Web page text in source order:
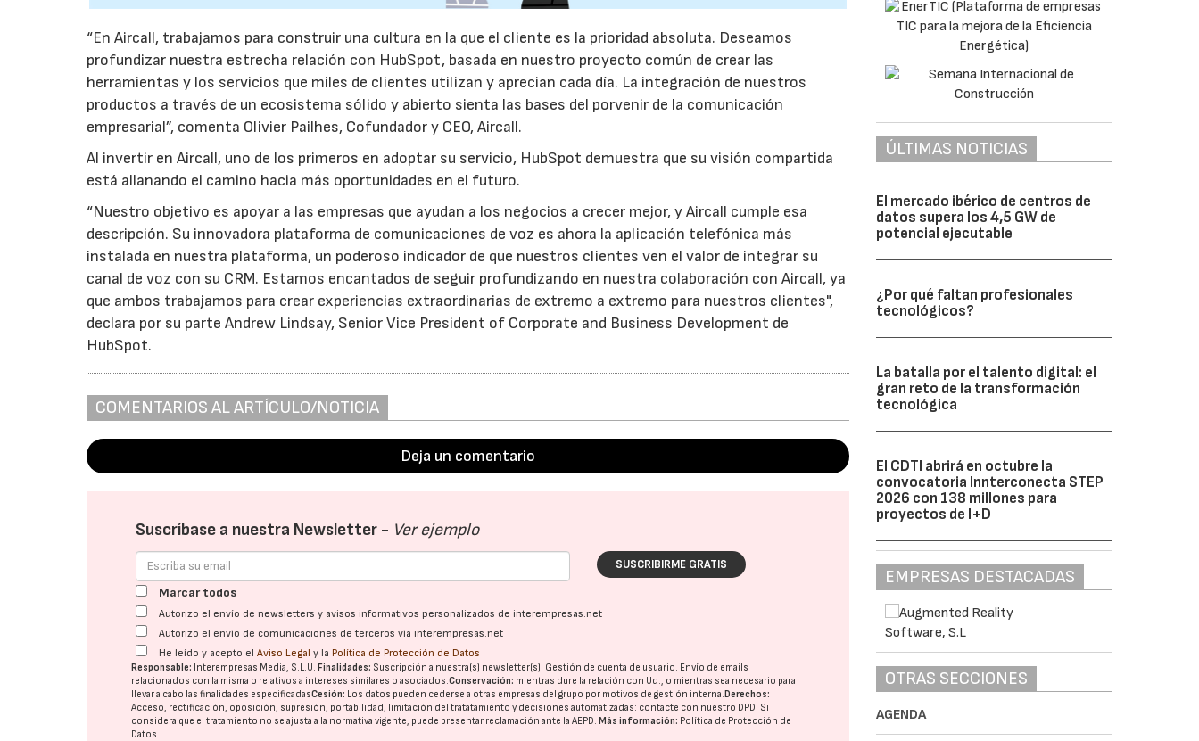
“En Aircall, trabajamos para construir una cultura en la que el cliente es la prioridad absoluta. Deseamos
profundizar nuestra estrecha relación con HubSpot, basada en nuestro proyecto común de crear las
herramientas y los servicios que miles de clientes utilizan y aprecian cada día. La integración de nuestros
productos a través de un ecosistema sólido y abierto sienta las bases del porvenir de la comunicación
empresarial”, comenta Olivier Pailhes, Cofundador y CEO, Aircall.
Al invertir en Aircall, uno de los primeros en adoptar su servicio, HubSpot demuestra que su visión compartida
está allanando el camino hacia más oportunidades en el futuro.
“Nuestro objetivo es apoyar a las empresas que ayudan a los negocios a crecer mejor, y Aircall cumple esa
descripción. Su innovadora plataforma de comunicaciones de voz es ahora la aplicación telefónica más
instalada en nuestra plataforma, un poderoso indicador de que nuestros clientes ven el valor de integrar su
canal de voz con su CRM. Estamos encantados de seguir profundizando en nuestra colaboración con Aircall, ya
que ambos trabajamos para crear experiencias extraordinarias de extremo a extremo para nuestros clientes",
declara por su parte Andrew Lindsay, Senior Vice President of Corporate and Business Development de
HubSpot.
COMENTARIOS AL ARTÍCULO/NOTICIA
Deja un comentario
Suscríbase a nuestra Newsletter - Ver ejemplo
SUSCRIBIRME GRATIS
Marcar todos
Autorizo el envío de newsletters y avisos informativos personalizados de interempresas.net
Autorizo el envío de comunicaciones de terceros vía interempresas.net
He leído y acepto elAviso Legal y la Política de Protección de Datos
Responsable: Interempresas Media, S.L.U.Finalidades: Suscripción a nuestra(s) newsletter(s). Gestión de cuenta de usuario. Envío de emails
relacionados con la misma o relativos a intereses similares o asociados.Conservación: mientras dure la relación con Ud., o mientras sea necesario para
llevar a cabo las finalidades especificadasCesión: Los datos pueden cederse a otras empresas del grupo por motivos de gestión interna.Derechos:
Acceso, rectificación, oposición, supresión, portabilidad, limitación del tratatamiento y decisiones automatizadas: contacte con nuestro DPD. Si
considera que el tratamiento no se ajusta a la normativa vigente, puede presentar reclamación ante laAEPD.Más información: Política de Protección de
Datos
ÚLTIMAS NOTICIAS
El mercado ibérico de centros de
datos supera los 4,5 GW de
potencial ejecutable
¿Por qué faltan profesionales
tecnológicos?
La batalla por el talento digital: el
gran reto de la transformación
tecnológica
El CDTI abrirá en octubre la
convocatoria Innterconecta STEP
2026 con 138 millones para
proyectos de I+D
EMPRESAS DESTACADAS
OTRAS SECCIONES
AGENDA